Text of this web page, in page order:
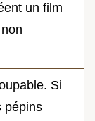
un film
Si
pépins